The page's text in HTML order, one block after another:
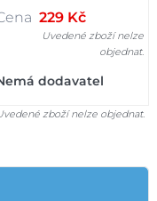
229 Kč
Uvedené zboží nelze
objednat.
dodavatel
zboží nelze objednat.